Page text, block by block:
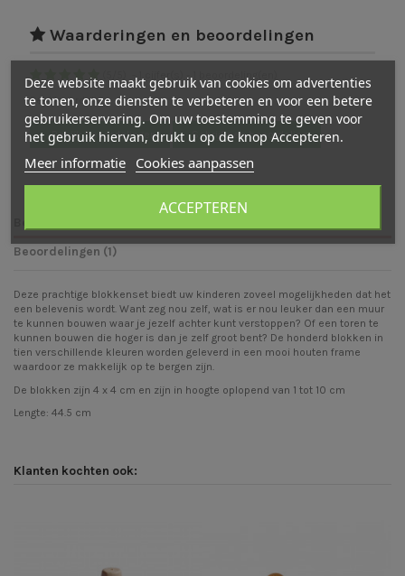
Waarderingen en beoordelingen
- cijfer(s) -
beoordeling(en)
Bekijk verdeling
Bekijk beoordelingen Schrijf een beoordeling
Beoordelingen (1)
Deze prachtige blokkenset biedt uw kinderen zoveel mogelijkheden dat het
een belevenis wordt. Want zeg nou zelf, wat is er nou leuker dan een muur
te kunnen bouwen waar je jezelf achter kunt verstoppen? Of een toren te
kunnen bouwen die hoger is dan je zelf groot bent? De honderd blokken in
tien verschillende kleuren worden geleverd in een mooi houten frame
waardoor ze makkelijk op te bergen zijn.
De blokken zijn 4 x 4 cm en zijn in hoogte oplopend van 1 tot 10 cm
Lengte: 44.5 cm
Klanten kochten ook:
Deze website maakt gebruik van cookies om advertenties
te tonen, onze diensten te verbeteren en voor een betere
gebruikerservaring. Om uw toestemming te geven voor
het gebruik hiervan, drukt u op de knop Accepteren.
Meer informatie Cookies aanpassen
ACCEPTEREN